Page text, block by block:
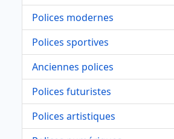
Polices modernes
Polices sportives
Anciennes polices
Polices futuristes
Polices artistiques